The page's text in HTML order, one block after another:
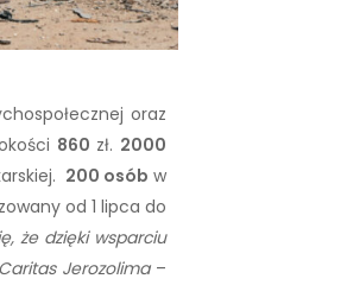
oraz
860 zł. 2000
200 osób w
od 1 lipca do
że dzięki wsparciu
Jerozolima –